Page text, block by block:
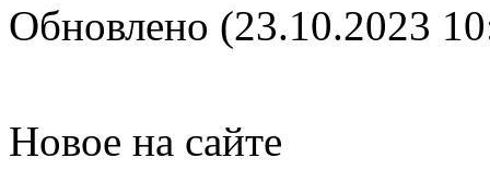
Обновлено (23.10.2023
Новое на сайте